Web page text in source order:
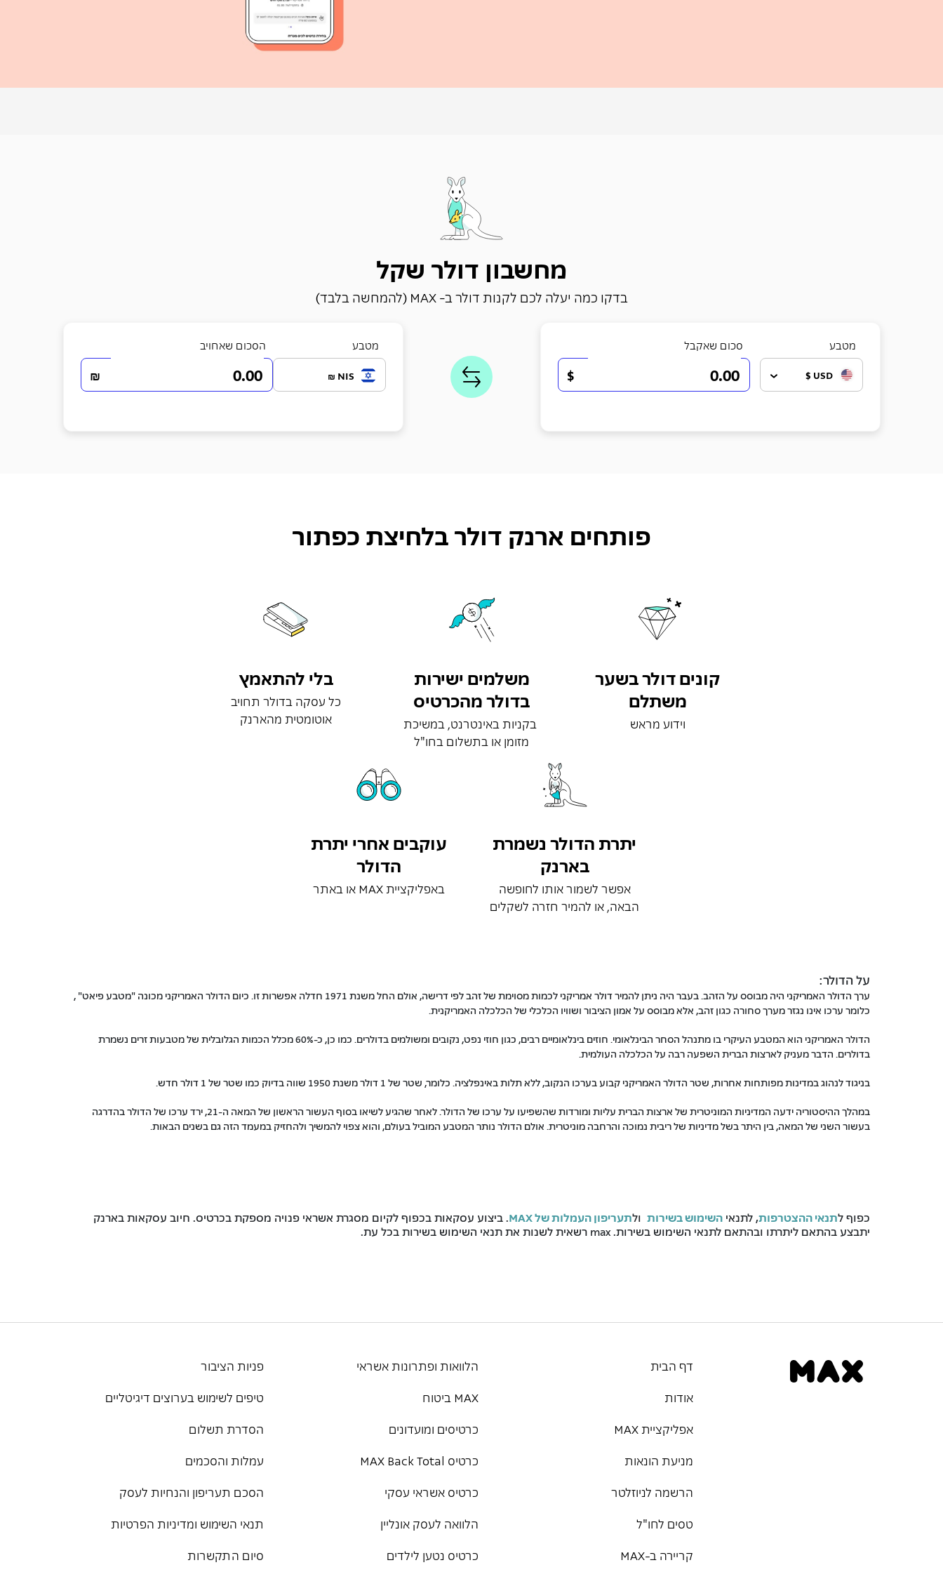
מחשבון דולר שקל
בדקו כמה יעלה לכם לקנות דולר ב- MAX (להמחשה בלבד)
מטבע
USD $
סכום שאקבל
$
מטבע
NIS ₪
הסכום שאחויב
₪
פותחים ארנק דולר בלחיצת כפתור
קונים דולר בשער
משתלם
וידוע מראש
משלמים ישירות
בדולר מהכרטיס
בקניות באינטרנט, במשיכת
מזומן או בתשלום בחו"ל
בלי להתאמץ
כל עסקה בדולר תחויב
אוטומטית מהארנק
יתרת הדולר נשמרת
בארנק
אפשר לשמור אותו לחופשה
הבאה, או להמיר חזרה לשקלים
עוקבים אחרי יתרת
הדולר
באפליקציית MAX או באתר
על הדולר:
ערך הדולר האמריקני היה מבוסס על הזהב. בעבר היה ניתן להמיר דולר אמריקני לכמות מסוימת של זהב לפי דרישה, אולם החל משנת 1971 חדלה אפשרות זו. כיום הדולר האמריקני מכונה "מטבע פיאט" ,
כלומר ערכו אינו נגזר מערך סחורה כגון זהב, אלא מבוסס על אמון הציבור ושוויו הכלכלי של הכלכלה האמריקנית.
הדולר האמריקני הוא המטבע העיקרי בו מתנהל הסחר הבינלאומי. חוזים בינלאומיים רבים, כגון חוזי נפט, נקובים ומשולמים בדולרים. כמו כן, כ-60% מכלל הכמות הגלובלית של מטבעות זרים נשמרת
בדולרים. הדבר מעניק לארצות הברית השפעה רבה על הכלכלה העולמית.
בניגוד לנהוג במדינות מפותחות אחרות, שטר הדולר האמריקני קבוע בערכו הנקוב, ללא תלות באינפלציה. כלומר, שטר של 1 דולר משנת 1950 שווה בדיוק כמו שטר של 1 דולר חדש.
במהלך ההיסטוריה ידעה המדיניות המוניטרית של ארצות הברית עליות ומורדות שהשפיעו על ערכו של הדולר. לאחר שהגיע לשיאו בסוף העשור הראשון של המאה ה-21, ירד ערכו של הדולר בהדרגה
בעשור השני של המאה, בין היתר בשל מדיניות של ריבית נמוכה והרחבה מוניטרית. אולם הדולר נותר המטבע המוביל בעולם, והוא צפוי להמשיך ולהחזיק במעמד הזה גם בשנים הבאות.
כפוף לתנאי ההצטרפות, לתנאיהשימוש בשירות ולתעריפון העמלות של MAX
. ביצוע עסקאות בכפוף לקיום מסגרת אשראי פנויה מספקת בכרטיס. חיוב עסקאות בארנק
יתבצע בהתאם ליתרתו ובהתאם לתנאי השימוש בשירות. max רשאית לשנות את תנאי השימוש בשירות בכל עת.
דף הבית
אודות
אפליקציית MAX
מניעת הונאות
הרשמה לניוזלטר
טסים לחו"ל
קריירה ב-MAX
הלוואות ופתרונות אשראי
MAX ביטוח
כרטיסים ומועדונים
כרטיס MAX Back Total
כרטיס אשראי עסקי
הלוואה לעסק אונליין
כרטיס נטען לילדים
פניות הציבור
טיפים לשימוש בערוצים דיגיטליים
הסדרת תשלום
עמלות והסכמים
הסכם תעריפון והנחיות לעסק
תנאי השימוש ומדיניות הפרטיות
סיום התקשרות